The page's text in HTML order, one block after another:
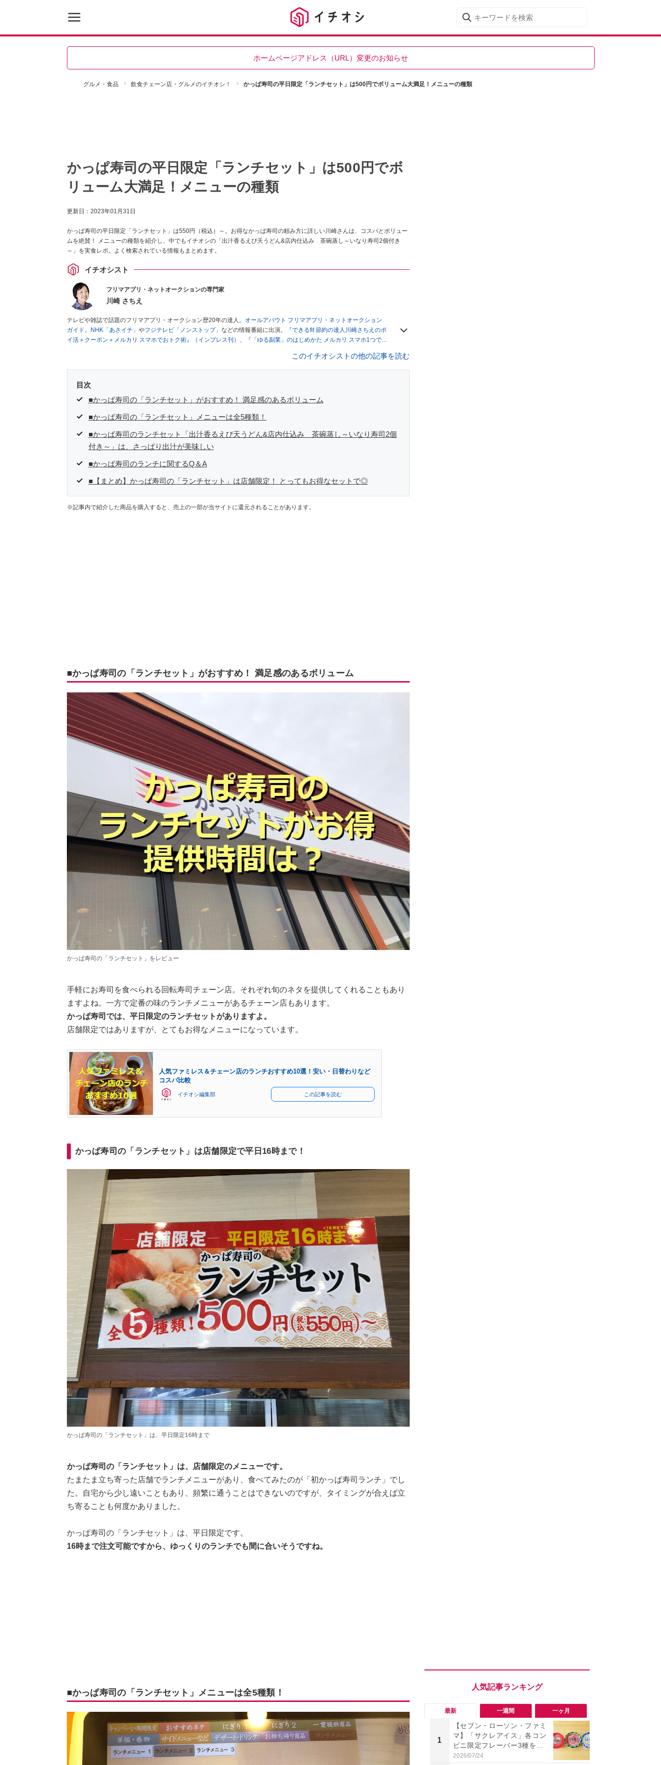
ホームページアドレス（URL）変更のお知らせ
グルメ・食品 飲食チェーン店・グルメのイチオシ！ かっぱ寿司の平日限定「ランチセット」は500円でボリューム大満足！メニューの種類
かっぱ寿司の平日限定「ランチセット」は500円でボ
リューム大満足！メニューの種類
更新日： 2023年01月31日
かっぱ寿司の平日限定「ランチセット」は550円（税込）～。お得なかっぱ寿司の頼み方に詳しい川崎さんは、コスパとボリュー
ムを絶賛！ メニューの種類を紹介し、中でもイチオシの「出汁香るえび天うどん&店内仕込み 茶碗蒸し～いなり寿司2個付き
～」を実食レポ。よく検索されている情報もまとめます。
イチオシスト
フリマアプリ・ネットオークションの専門家
川崎 さちえ
テレビや雑誌で話題のフリマアプリ・オークション歴20年の達人。
オールアバウト フリマアプリ・ネットオークション
ガイド。 NHK「あさイチ」 やフジテレビ「ノンストップ」 などの情報番組に出演。
『できるfit 節約の達人川崎さちえのポ
イ活＋クーポン＋メルカリ スマホでおトク術』（インプレス刊） 、
『「ゆる副業」のはじめかた メルカリ スマホ1つでス
■経歴：2003年、夫が子育てをするために、突然会社を辞める。翌月からの給料が０円になり、家にいながら、しかも空
いた時間でできるオークションに目をつける。しかし、取引の仕方がわからずに、まずは落札者として参加。その後、出
を生活の一部に取り入れるべく、「ネットオークションやフリマアプリは生活のインフラになる」という考えを持つ。ま
た消費税増税の社会においては、ネットオークションやフリマアプリが家計の救世主になりえると考え、業者とは違う視
このイチオシストの他の記事を読む
目次
■かっぱ寿司の「ランチセット」がおすすめ！ 満足感のあるボリューム
■かっぱ寿司の「ランチセット」メニューは全5種類！
■かっぱ寿司のランチセット「出汁香るえび天うどん&店内仕込み 茶碗蒸し～いなり寿司2個
付き～」は、さっぱり出汁が美味しい
■かっぱ寿司のランチに関するQ＆A
■【まとめ】かっぱ寿司の「ランチセット」は店舗限定！ とってもお得なセットで◎
※記事内で紹介した商品を購入すると、売上の一部が当サイトに還元されることがあります。
■かっぱ寿司の「ランチセット」がおすすめ！ 満足感のあるボリューム
かっぱ寿司の「ランチセット」をレビュー
手軽にお寿司を食べられる回転寿司チェーン店。それぞれ旬のネタを提供してくれることもあり
ますよね。一方で定番の味のランチメニューがあるチェーン店もあります。
かっぱ寿司では、平日限定のランチセットがありますよ。
店舗限定ではありますが、とてもお得なメニューになっています。
人気ファミレス＆チェーン店のランチおすすめ10選！安い・日替わりなど
コスパ比較
イチオシ編集部 この記事を読む
かっぱ寿司の「ランチセット」は店舗限定で平日16時まで！
かっぱ寿司の「ランチセット」は、平日限定16時まで
かっぱ寿司の「ランチセット」は、店舗限定のメニューです。
たまたま立ち寄った店舗でランチメニューがあり、食べてみたのが「初かっぱ寿司ランチ」でし
た。自宅から少し遠いこともあり、頻繁に通うことはできないのですが、タイミングが合えば立
ち寄ることも何度かありました。
かっぱ寿司の「ランチセット」は、平日限定です。
16時まで注文可能ですから、ゆっくりのランチでも間に合いそうですね。
■かっぱ寿司の「ランチセット」メニューは全5種類！
最新 一週間 一ヶ月
1
【セブン・ローソン・ファミ
マ】「サクレアイス」各コン
ビニ限定フレーバー3種を食
べ比べ！今夏買うべきは？
2026/07/24